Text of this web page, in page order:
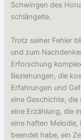
Schwingen des
schlängelte.
Trotz seiner Fehler
und zum
Erforschung
Beziehungen, die
Erfahrungen und
eine Geschichte,
eine Erzählung, die
eine haften
beendet habe, ein